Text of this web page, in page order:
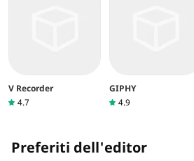
V Recorder
4.7
GIPHY
4.9
Preferiti dell'editor